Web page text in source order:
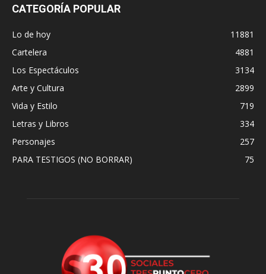
CATEGORÍA POPULAR
Lo de hoy
11881
Cartelera
4881
Los Espectáculos
3134
Arte y Cultura
2899
Vida y Estilo
719
Letras y Libros
334
Personajes
257
PARA TESTIGOS (NO BORRAR)
75